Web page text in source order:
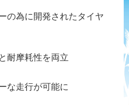
の為に開発されたタイヤ
耐摩耗性を両立
な走行が可能に